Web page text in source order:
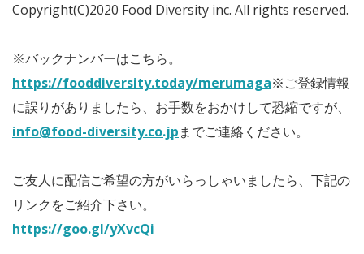
Copyright(C)2020 Food Diversity inc. All rights reserved.
※バックナンバーはこちら。
https://fooddiversity.today/merumaga※ご登録情報
に誤りがありましたら、お手数をおかけして恐縮ですが、
info@food-diversity.co.jpまでご連絡ください。
ご友人に配信ご希望の方がいらっしゃいましたら、下記の
リンクをご紹介下さい。
https://goo.gl/yXvcQi